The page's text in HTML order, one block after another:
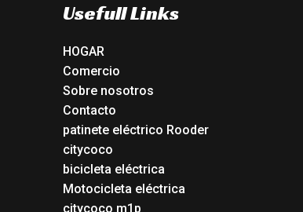
Usefull Links
HOGAR
Comercio
Sobre nosotros
Contacto
patinete eléctrico Rooder
citycoco
bicicleta eléctrica
Motocicleta eléctrica
citycoco m1p